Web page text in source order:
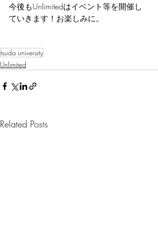
今後もUnlimitedはイベント等を開催し
ていきます！お楽しみに。
tsuda university
Unlimited
Related Posts